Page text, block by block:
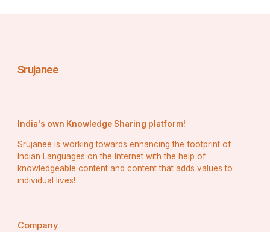
Srujanee
India's own Knowledge Sharing platform!
Srujanee is working towards enhancing the footprint of
Indian Languages on the Internet with the help of
knowledgeable content and content that adds values to
individual lives!
Company